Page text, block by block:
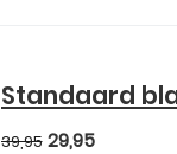
Standaard
39,95 29,95